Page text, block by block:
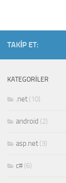
TAKIP ET:
KATEGORILER
.net (10)
android (2)
asp.net (3)
c# (6)